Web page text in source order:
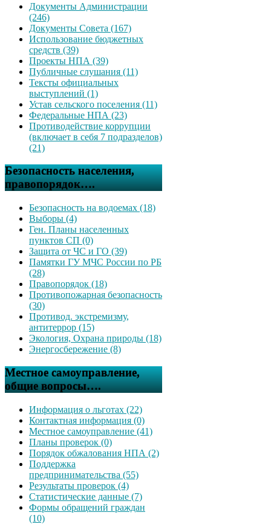
Документы Администрации
(246)
Документы Совета (167)
Использование бюджетных
средств (39)
Проекты НПА (39)
Публичные слушания (11)
Тексты официальных
выступлений (1)
Устав сельского поселения (11)
Федеральные НПА (23)
Противодействие коррупции
(включает в себя 7 подразделов)
(21)
Безопасность населения,
правопорядок….
Безопасность на водоемах (18)
Выборы (4)
Ген. Планы населенных
пунктов СП (0)
Защита от ЧС и ГО (39)
Памятки ГУ МЧС России по РБ
(28)
Правопорядок (18)
Противопожарная безопасность
(30)
Противод. экстремизму,
антитеррор (15)
Экология, Охрана природы (18)
Энергосбережение (8)
Местное самоуправление,
общие вопросы….
Информация о льготах (22)
Контактная информация (0)
Местное самоуправление (41)
Планы проверок (0)
Порядок обжалования НПА (2)
Поддержка
предпринимательства (55)
Результаты проверок (4)
Статистические данные (7)
Формы обращений граждан
(10)